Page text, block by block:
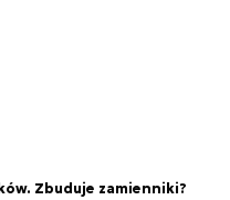
Zbuduje zamienniki?